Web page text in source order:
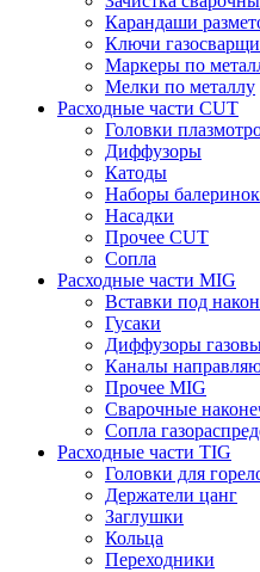
Карандаши
Ключи
Маркеры по
Мелки по металлу
Расходные части CUT
Головки
Диффузоры
Катоды
Наборы балеринок
Насадки
Прочее CUT
Сопла
Расходные части MIG
Вставки под
Гусаки
Диффузоры
Каналы
Прочее MIG
Сварочные
Сопла
Расходные части TIG
Головки для
Держатели цанг
Заглушки
Кольца
Переходники